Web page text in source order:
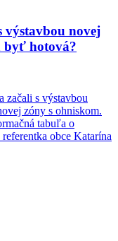
výstavbou novej
byť hotová?
začali s výstavbou
zóny s ohniskom.
tabuľa o
obce Katarína